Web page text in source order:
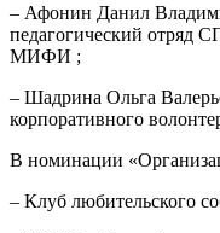
– Афонин Данил
педагогический
МИФИ ;
– Шадрина Ольга
корпоративного
В номинации
– Клуб любительского